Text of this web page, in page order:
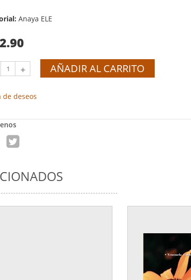
Anaya ELE
+ AÑADIR AL CARRITO
de deseos